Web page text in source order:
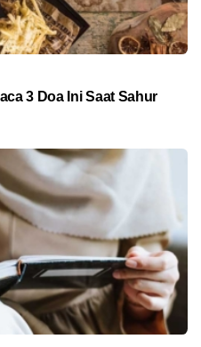
3 Doa Ini Saat Sahur